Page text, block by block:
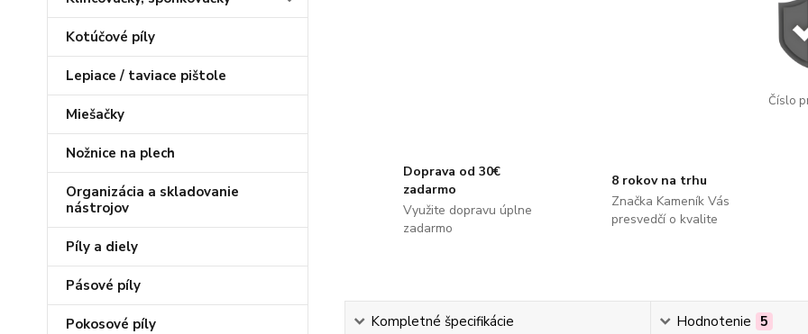
Kotúčové píly
Lepiace / taviace pištole
Miešačky
Nožnice na plech
Organizácia a skladovanie
nástrojov
Píly a diely
Pásové píly
Pokosové píly
Číslo
Doprava od 30€
zadarmo
Využite dopravu úplne
zadarmo
8 rokov na trhu
Značka Kameník Vás
presvedčí o kvalite
Kompletné špecifikácie Hodnotenie 5